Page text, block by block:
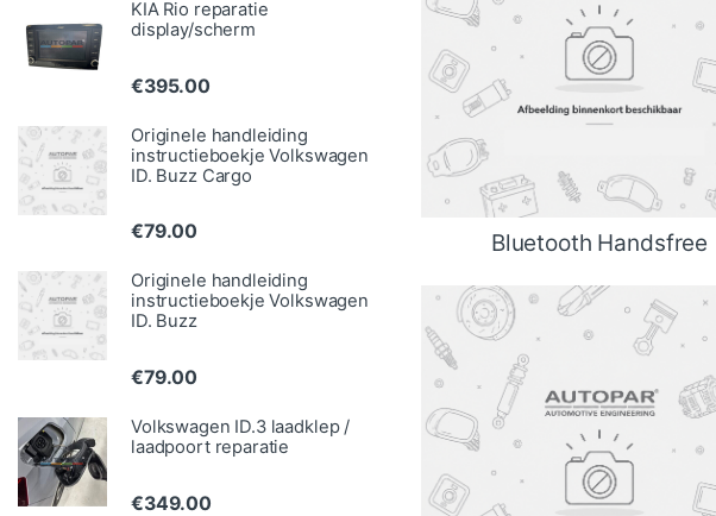
Bluetooth Handsfree
KIA Rio reparatie
display/scherm
€395.00
Originele handleiding
instructieboekje Volkswagen
ID. Buzz Cargo
€79.00
Originele handleiding
instructieboekje Volkswagen
ID. Buzz
€79.00
Volkswagen ID.3 laadklep /
laadpoort reparatie
€349.00